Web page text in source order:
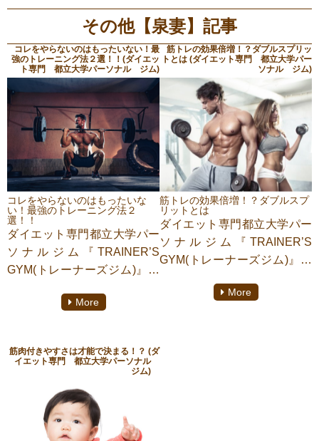
その他【泉妻】記事
コレをやらないのはもったいない！最
強のトレーニング法２選！！(ダイエッ
ト専門 都立大学パーソナル ジム)
コレをやらないのはもったいな
い！最強のトレーニング法２
選！！
ダイエット専門都立大学パー
ソナルジム『TRAINER’S
GYM(トレーナーズジム)』に
しております【泉妻颯】がご
今回はGVT（ジャーマン・ボ
リューム・トレーニング）と
スタッガード・ボリューム・
トレーニングについて紹介し
More
筋トレの効果倍増！？ダブルスプリッ
トとは (ダイエット専門 都立大学パー
ソナル ジム)
筋トレの効果倍増！？ダブルスプ
リットとは
ダイエット専門都立大学パー
ソナルジム『TRAINER’S
GYM(トレーナーズジム)』に
しております【泉妻颯】がご
今回は、トレーニング法のテ
More
筋肉付きやすさは才能で決まる！？ (ダ
イエット専門 都立大学パーソナル
ジム)